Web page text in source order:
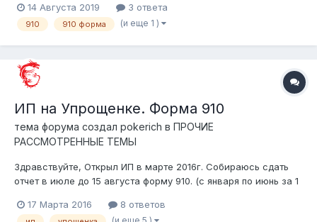
предусматриваются в случае сдачи декларации позднее
15го? Заранее благодарю!
14 Августа 2019 3 ответа
910 910 форма (и еще 1 )
ИП на Упрощенке. Форма 910
тема форума создал pokerich в ПРОЧИЕ
РАССМОТРЕННЫЕ ТЕМЫ
Здравствуйте, Открыл ИП в марте 2016г. Собираюсь сдать
отчет в июле до 15 августа форму 910. (с января по июнь за 1
850, СО = 9 500 ) 2)апрель-470000 228 590 ( СН = 7 050, СО =
17 Марта 2016 8 ответов